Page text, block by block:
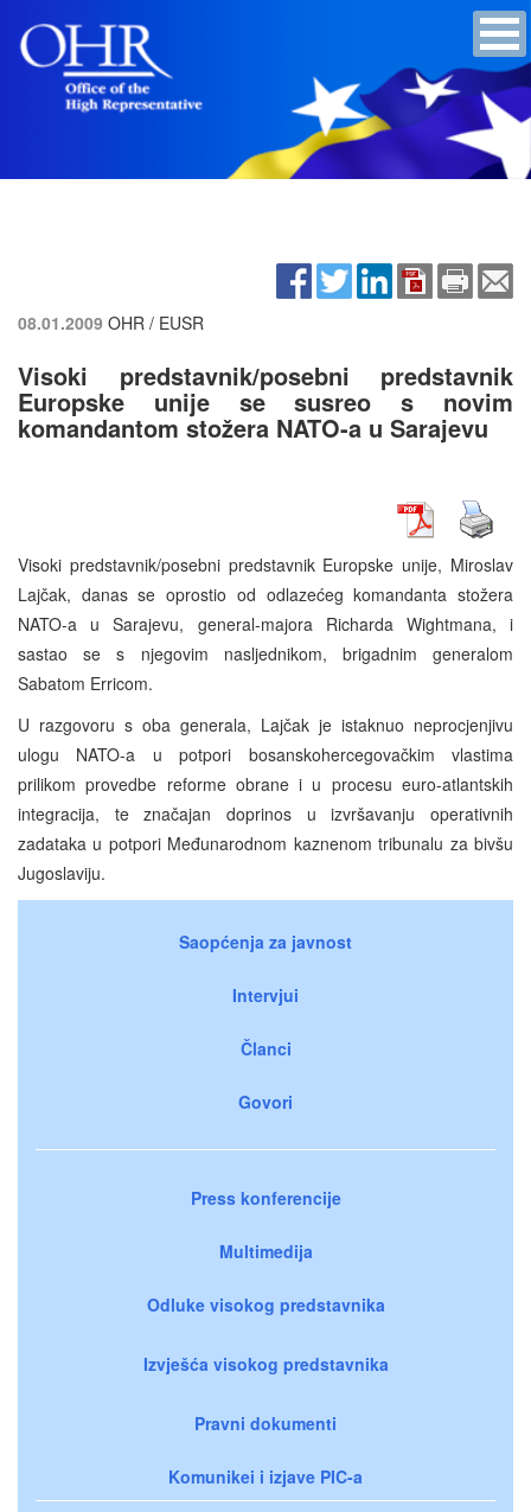
08.01.2009 OHR / EUSR
Visoki predstavnik/posebni predstavnik
Europske unije se susreo s novim
komandantom stožera NATO-a u Sarajevu
Visoki predstavnik/posebni predstavnik Europske unije, Miroslav
Lajčak, danas se oprostio od odlazećeg komandanta stožera
NATO-a u Sarajevu, general-majora Richarda Wightmana, i
sastao se s njegovim nasljednikom, brigadnim generalom
Sabatom Erricom.
U razgovoru s oba generala, Lajčak je istaknuo neprocjenjivu
ulogu NATO-a u potpori bosanskohercegovačkim vlastima
prilikom provedbe reforme obrane i u procesu euro-atlantskih
integracija, te značajan doprinos u izvršavanju operativnih
zadataka u potpori Međunarodnom kaznenom tribunalu za bivšu
Jugoslaviju.
Saopćenja za javnost
Intervjui
Članci
Govori
Press konferencije
Multimedija
Odluke visokog predstavnika
Izvješća visokog predstavnika
Pravni dokumenti
Komunikei i izjave PIC-a